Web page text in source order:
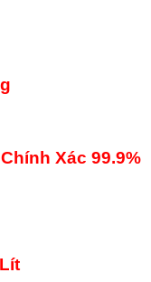
Xác 99.9%